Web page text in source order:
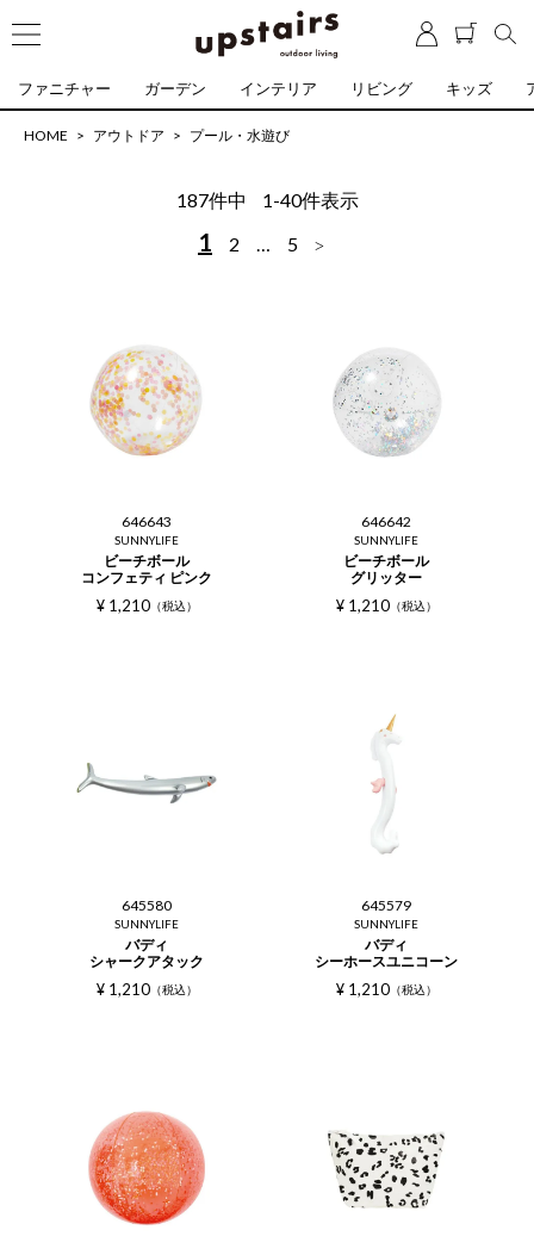
ファニチャー ガーデン インテリア リビング キッズ
HOME アウトドア プール・水遊び
187件中 1-40件表示
1 2 … 5
646643
SUNNYLIFE
ビーチボール
コンフェティ ピンク
¥ 1,210 税込
646642
SUNNYLIFE
ビーチボール
グリッター
¥ 1,210 税込
645580
SUNNYLIFE
バディ
シャークアタック
¥ 1,210 税込
645579
SUNNYLIFE
バディ
シーホースユニコーン
¥ 1,210 税込